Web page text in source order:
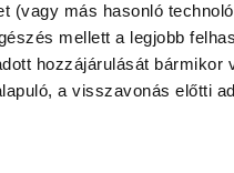
(vagy más hasonló
mellett a legjobb
hozzájárulását
a visszavonás előtti